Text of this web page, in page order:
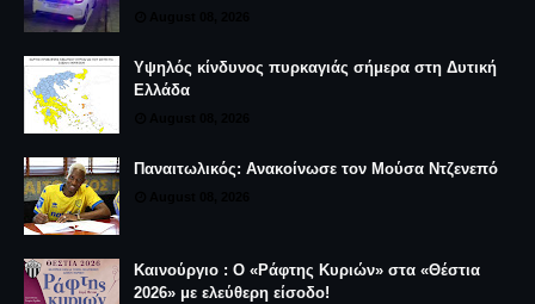
Υψηλός κίνδυνος πυρκαγιάς σήμερα στη Δυτική
Ελλάδα
Παναιτωλικός: Ανακοίνωσε τον Μούσα Ντζενεπό
Καινούργιο : Ο «Ράφτης Κυριών» στα «Θέστια
2026» με ελεύθερη είσοδο!